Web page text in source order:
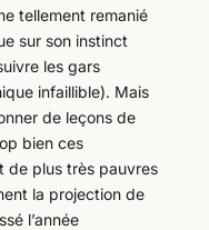
tellement remanié
sur son instinct
les gars
infaillible). Mais
de leçons de
bien ces
de plus très pauvres
la projection de
l’année